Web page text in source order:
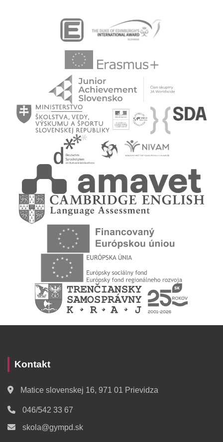
Kontakt
Matice slovenskej 16, 971 01 Prievidza
046/542 33 67
skola@gympd.sk